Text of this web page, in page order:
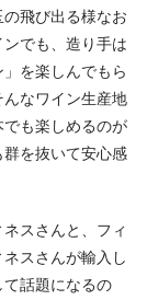
飛び出る様なお
でも、造り手は
を楽しんでもら
なワイン生産地
も楽しめるのが
を抜いて安心感
スさんと、フィ
スさんが輸入し
話題になるの